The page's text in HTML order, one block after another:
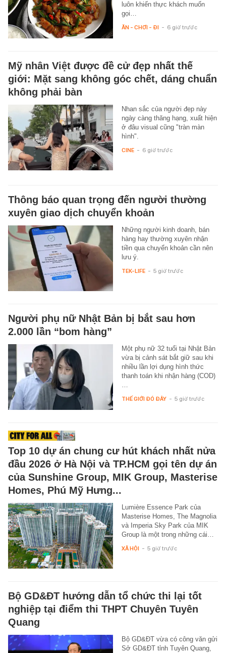
luôn khiến thực khách muốn
gọi…
ĂN - CHƠI - ĐI - 6 giờ trước
Mỹ nhân Việt được đề cử đẹp nhất thế
giới: Mặt sang không góc chết, dáng chuẩn
không phải bàn
Nhan sắc của người đẹp này
ngày càng thăng hạng, xuất hiện
ở đâu visual cũng "tràn màn
hình".
CINE - 6 giờ trước
Thông báo quan trọng đến người thường
xuyên giao dịch chuyển khoản
Những người kinh doanh, bán
hàng hay thường xuyên nhận
tiền qua chuyển khoản cần nên
lưu ý.
TEK-LIFE - 5 giờ trước
Người phụ nữ Nhật Bản bị bắt sau hơn
2.000 lần “bom hàng”
Một phụ nữ 32 tuổi tại Nhật Bản
vừa bị cảnh sát bắt giữ sau khi
nhiều lần lợi dụng hình thức
thanh toán khi nhận hàng (COD)
…
THẾ GIỚI ĐÓ ĐÂY - 5 giờ trước
Top 10 dự án chung cư hút khách nhất nửa
đầu 2026 ở Hà Nội và TP.HCM gọi tên dự án
của Sunshine Group, MIK Group, Masterise
Homes, Phú Mỹ Hưng...
Lumière Essence Park của
Masterise Homes, The Magnolia
và Imperia Sky Park của MIK
Group là một trong những cái…
XÃ HỘI - 5 giờ trước
Bộ GD&ĐT hướng dẫn tổ chức thi lại tốt
nghiệp tại điểm thi THPT Chuyên Tuyên
Quang
Bộ GD&ĐT vừa có công văn gửi
Sở GD&ĐT tỉnh Tuyên Quang,